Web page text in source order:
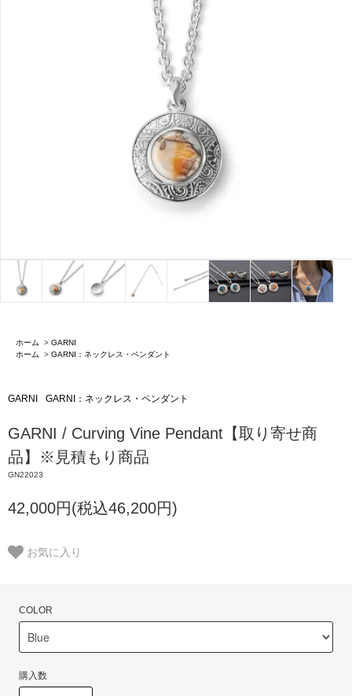
ホーム > GARNI
ホーム
> GARNI：ネックレス・ペンダント
GARNI GARNI：ネックレス・ペンダント
GARNI / Curving Vine Pendant【取り寄せ商
品】※見積もり商品
GN22023
42,000円(税込46,200円)
お気に入り
COLOR
購入数